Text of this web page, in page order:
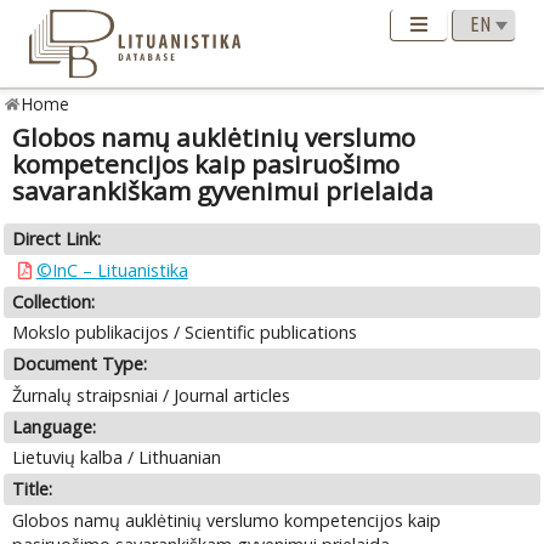
Home
Globos namų auklėtinių verslumo
kompetencijos kaip pasiruošimo
savarankiškam gyvenimui prielaida
Direct Link:
©InC – Lituanistika
Collection:
Mokslo publikacijos / Scientific publications
Document Type:
Žurnalų straipsniai / Journal articles
Language:
Lietuvių kalba / Lithuanian
Title:
Globos namų auklėtinių verslumo kompetencijos kaip